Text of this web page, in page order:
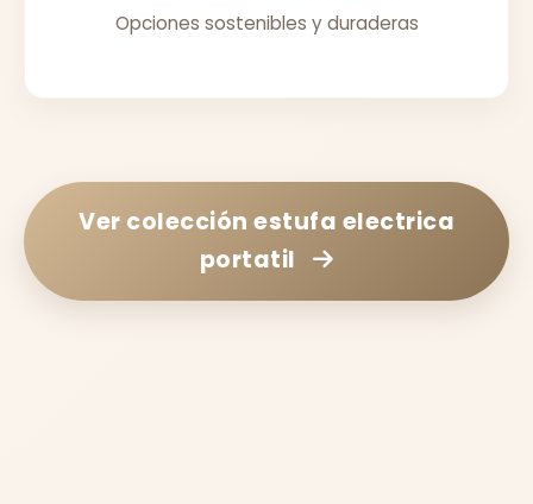
Opciones sostenibles y duraderas
Ver colección estufa electrica
portatil